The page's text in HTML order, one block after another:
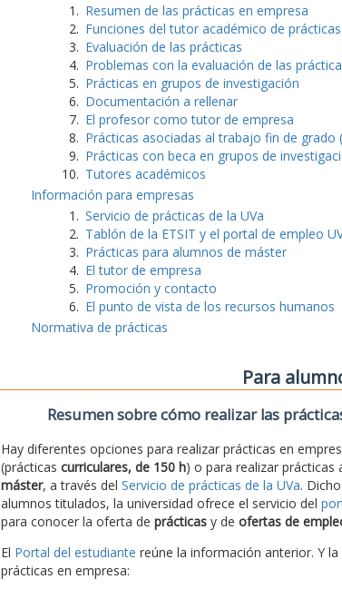
Resumen de las prácticas en empresa
Funciones del tutor académico de prácticas
Evaluación de las prácticas
Problemas con la evaluación de las
Prácticas en grupos de investigación
Documentación a rellenar
El profesor como tutor de empresa
Prácticas asociadas al trabajo fin de grado
Prácticas con beca en grupos de
Tutores académicos
Información para empresas
Servicio de prácticas de la UVa
Tablón de la ETSIT y el portal de empleo
Prácticas para alumnos de máster
El tutor de empresa
Promoción y contacto
El punto de vista de los recursos humanos
Normativa de prácticas
Para
Resumen sobre cómo realizar las
Hay diferentes opciones para realizar prácticas en
(prácticas curriculares, de 150 h) o para realizar prácticas
máster, a través del Servicio de prácticas de la UVa.
alumnos titulados, la universidad ofrece el servicio del
para conocer la oferta de prácticasy de ofertas de
El Portal del estudiante reúne la información anterior. Y
prácticas en empresa: